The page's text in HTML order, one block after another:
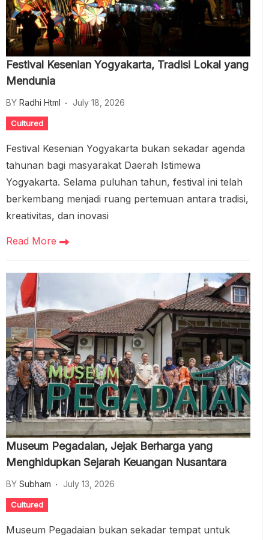
Festival Kesenian Yogyakarta, Tradisi Lokal yang
Mendunia
BY Radhi Html July 18, 2026
Cultured
Festival Kesenian Yogyakarta bukan sekadar agenda
tahunan bagi masyarakat Daerah Istimewa
Yogyakarta. Selama puluhan tahun, festival ini telah
berkembang menjadi ruang pertemuan antara tradisi,
kreativitas, dan inovasi
Read More
Museum Pegadaian, Jejak Berharga yang
Menghidupkan Sejarah Keuangan Nusantara
BY Subham July 13, 2026
Cultured
Museum Pegadaian bukan sekadar tempat untuk